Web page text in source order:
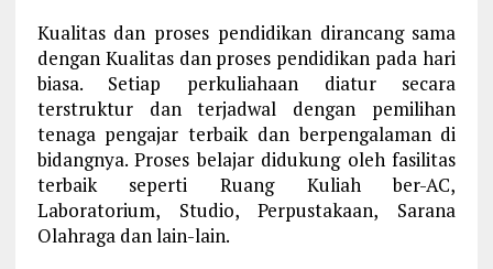
Kualitas dan proses pendidikan dirancang sama
dengan Kualitas dan proses pendidikan pada hari
biasa. Setiap perkuliahaan diatur secara
terstruktur dan terjadwal dengan pemilihan
tenaga pengajar terbaik dan berpengalaman di
bidangnya. Proses belajar didukung oleh fasilitas
terbaik seperti Ruang Kuliah ber-AC,
Laboratorium, Studio, Perpustakaan, Sarana
Olahraga dan lain-lain.